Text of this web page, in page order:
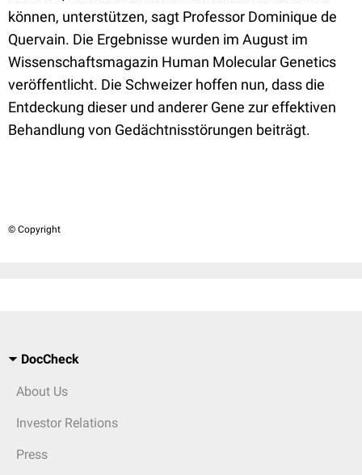
können, unterstützen, sagt Professor Dominique de
Quervain. Die Ergebnisse wurden im August im
Wissenschaftsmagazin Human Molecular Genetics
veröffentlicht. Die Schweizer hoffen nun, dass die
Entdeckung dieser und anderer Gene zur effektiven
Behandlung von Gedächtnisstörungen beiträgt.
© Copyright
DocCheck
About Us
Investor Relations
Press